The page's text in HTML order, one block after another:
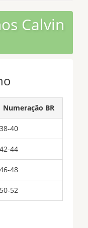
Calvin
Numeração BR
38-40
42-44
46-48
50-52